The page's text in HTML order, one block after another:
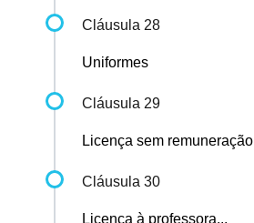
Cláusula 28
Uniformes
Cláusula 29
Licença sem remuneração
Cláusula 30
Licença à professora...